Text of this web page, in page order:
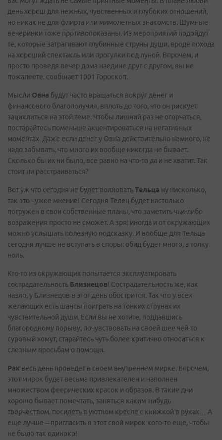
день хорош для нежных, чувственных и глубоких отношений,
но никак не для флирта или мимолетных знакомств. Шумные
вечеринки тоже противопоказаны. Из мероприятий подойдут
те, которые затрагивают глубинные струны души, вроде похода
на хороший спектакль или прогулки под луной. Впрочем, и
просто проведя вечер дома наедине друг с другом, вы не
пожалеете, сообщает 1001 Гороскоп.
Мысли Овна будут часто вращаться вокруг денег и
финансового благополучия, вплоть до того, что он рискует
зациклиться на этой теме. Чтобы лишний раз не огорчаться,
постарайтесь поменьше акцентироваться на негативных
моментах. Даже если денег у Овна действительно немного, не
надо забывать, что много их вообще никогда не бывает.
Сколько бы их ни было, все равно на что-то да и не хватит. Так
стоит ли расстраиваться?
Вот уж что сегодня не будет волноватьТельца ну нисколько,
так это чужое мнение! Сегодня Телец будет настолько
погружен в свои собственные планы, что заметить чьи-либо
возражения просто не сможет. А зря: иногда и от окружающих
можно услышать полезную подсказку. И вообще для Тельца
сегодня лучше не вступать в споры: обид будет много, а толку
ноль.
Кто-то из окружающих попытается эксплуатировать
сострадательность Близнецов! Сострадательность же, как
назло, у Близнецов в этот день обострится. Так что у всех
желающих есть шансы поиграть на тонких струнах их
чувствительной души. Если вы не хотите, поддавшись
благородному порыву, почувствовать на своей шее чей-то
суровый хомут, старайтесь чуть более критично относиться к
слезным просьбам о помощи.
Рак весь день проведет в своем внутреннем мирке. Впрочем,
этот мирок будет весьма привлекателен и наполнен
множеством феерических красок и образов. В такие дни
хорошо бывает помечтать, заняться каким-нибудь
творчеством, посидеть в уютном кресле с книжкой в руках… А
еще лучше – пригласить в этот свой мирок кого-то еще, чтобы
не было так одиноко!